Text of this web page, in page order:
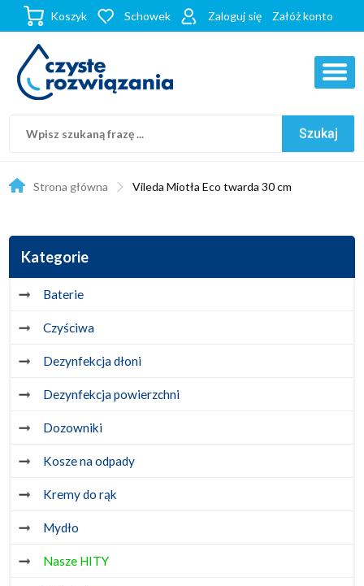
Koszyk Schowek Zaloguj się Załóż konto
Strona główna Vileda Miotła Eco twarda 30 cm
Kategorie
Baterie
Czyściwa
Dezynfekcja dłoni
Dezynfekcja powierzchni
Dozowniki
Kosze na odpady
Kremy do rąk
Mydło
Nasze HITY